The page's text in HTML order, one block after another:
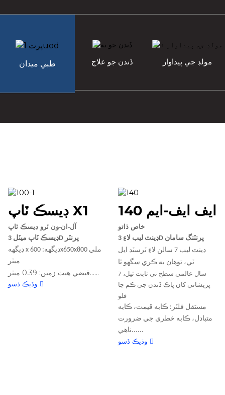
طبي ميدان ڏندن جو علاج مولڊ جي پيداوار
ڊيسڪ ٽاپ X1
آل-ان-ون ٽرو ڊيسڪ ٽاپ
ڊيسڪ ٽاپ ميٽل 3D پرنٽر
ڊيگهه x ڊيگهه: 600x650x800 ملي
ميٽر
قبضي هيٺ زمين: 0.39 ميٽر......
وڌيڪ ڏسو
ايف ايف-ايم 140
خاص ڌاتو
ڊينٽ ليب لاءِ 3D پرنٽنگ سامان
ڊينٽ ليب 7 سالن لاءِ ٽرسٽڊ ايل
ٽي، توهان به ڪري سگهو ٿا
7 سال عالمي سطح تي ثابت ٿيل،
پريشاني کان پاڪ ڏندن جي ڪم جا
فلو
مستقل فلٽر: ڪابه قيمت، ڪابه
متبادل، ڪابه خطري جي ضرورت
ناهي......
وڌيڪ ڏسو